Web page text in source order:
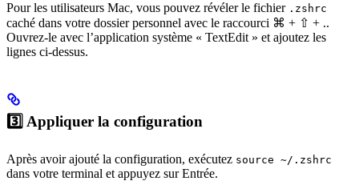
Pour les utilisateurs Mac, vous pouvez révéler le fichier .zshrc
caché dans votre dossier personnel avec le raccourci ⌘ + ⇧ + ..
Ouvrez-le avec l’application système « TextEdit » et ajoutez les
lignes ci-dessus.
3️⃣ Appliquer la configuration
Après avoir ajouté la configuration, exécutez source ~/.zshrc
dans votre terminal et appuyez sur Entrée.